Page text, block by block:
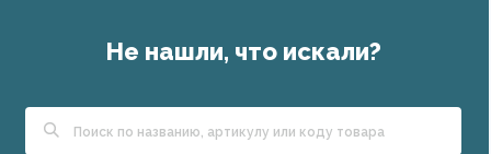
Не нашли, что искали?